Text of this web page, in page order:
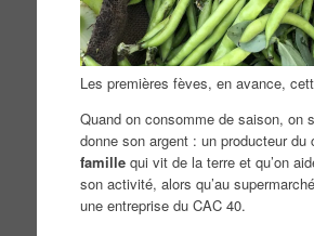
Les premières fèves, en avance,
Quand on consomme de saison, on
donne son argent : un producteur du
famille qui vit de la terre et qu’on
son activité, alors qu’au
une entreprise du CAC 40.